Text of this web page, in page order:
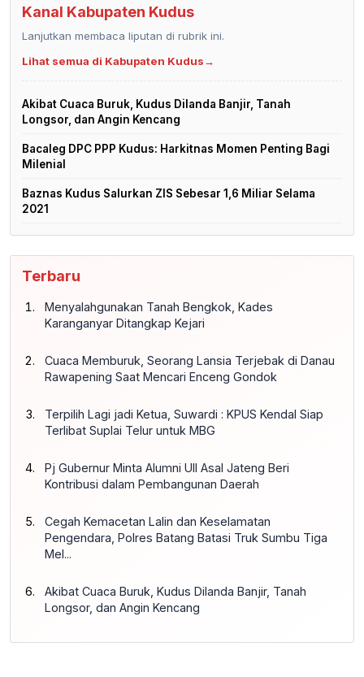
Kanal Kabupaten Kudus
Lanjutkan membaca liputan di rubrik ini.
Lihat semua di Kabupaten Kudus→
Akibat Cuaca Buruk, Kudus Dilanda Banjir, Tanah
Longsor, dan Angin Kencang
Bacaleg DPC PPP Kudus: Harkitnas Momen Penting Bagi
Milenial
Baznas Kudus Salurkan ZIS Sebesar 1,6 Miliar Selama
2021
Terbaru
Menyalahgunakan Tanah Bengkok, Kades
Karanganyar Ditangkap Kejari
Cuaca Memburuk, Seorang Lansia Terjebak di Danau
Rawapening Saat Mencari Enceng Gondok
Terpilih Lagi jadi Ketua, Suwardi : KPUS Kendal Siap
Terlibat Suplai Telur untuk MBG
Pj Gubernur Minta Alumni UII Asal Jateng Beri
Kontribusi dalam Pembangunan Daerah
Cegah Kemacetan Lalin dan Keselamatan
Pengendara, Polres Batang Batasi Truk Sumbu Tiga
Mel...
Akibat Cuaca Buruk, Kudus Dilanda Banjir, Tanah
Longsor, dan Angin Kencang